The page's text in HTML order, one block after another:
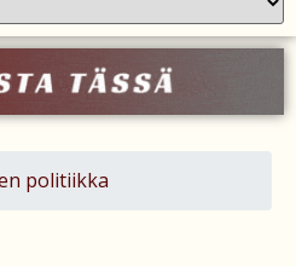
Putinin sotakassaan
10-vuotishääpäiväänsä – näin F1-
politiikka